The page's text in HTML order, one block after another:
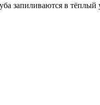
запиливаются в